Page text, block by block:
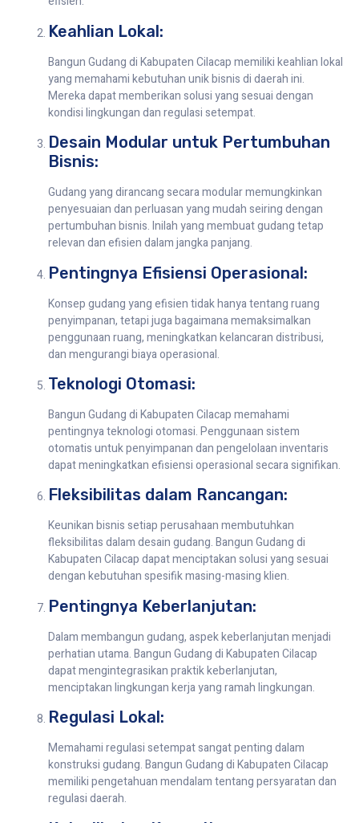
Keahlian Lokal:
Bangun Gudang di Kabupaten Cilacap memiliki keahlian lokal
yang memahami kebutuhan unik bisnis di daerah ini.
Mereka dapat memberikan solusi yang sesuai dengan
kondisi lingkungan dan regulasi setempat.
Desain Modular untuk Pertumbuhan
Bisnis:
Gudang yang dirancang secara modular memungkinkan
penyesuaian dan perluasan yang mudah seiring dengan
pertumbuhan bisnis. Inilah yang membuat gudang tetap
relevan dan efisien dalam jangka panjang.
Pentingnya Efisiensi Operasional:
Konsep gudang yang efisien tidak hanya tentang ruang
penyimpanan, tetapi juga bagaimana memaksimalkan
penggunaan ruang, meningkatkan kelancaran distribusi,
dan mengurangi biaya operasional.
Teknologi Otomasi:
Bangun Gudang di Kabupaten Cilacap memahami
pentingnya teknologi otomasi. Penggunaan sistem
otomatis untuk penyimpanan dan pengelolaan inventaris
dapat meningkatkan efisiensi operasional secara signifikan.
Fleksibilitas dalam Rancangan:
Keunikan bisnis setiap perusahaan membutuhkan
fleksibilitas dalam desain gudang. Bangun Gudang di
Kabupaten Cilacap dapat menciptakan solusi yang sesuai
dengan kebutuhan spesifik masing-masing klien.
Pentingnya Keberlanjutan:
Dalam membangun gudang, aspek keberlanjutan menjadi
perhatian utama. Bangun Gudang di Kabupaten Cilacap
dapat mengintegrasikan praktik keberlanjutan,
menciptakan lingkungan kerja yang ramah lingkungan.
Regulasi Lokal:
Memahami regulasi setempat sangat penting dalam
konstruksi gudang. Bangun Gudang di Kabupaten Cilacap
memiliki pengetahuan mendalam tentang persyaratan dan
regulasi daerah.